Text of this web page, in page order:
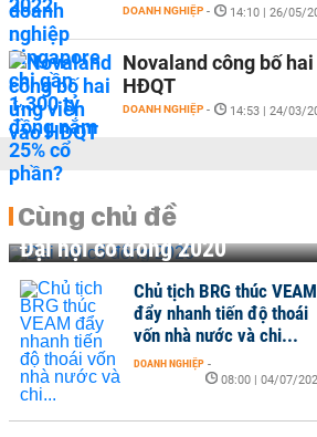
DOANH NGHIỆP - 14:10 | 26/05/
Novaland công bố
HĐQT
DOANH NGHIỆP - 14:53 | 24/03/
Cùng chủ đề
Đại hội cổ đông 2020
Chủ tịch BRG thúc VEAM
đẩy nhanh tiến độ thoái
vốn nhà nước và chi...
DOANH NGHIỆP -
08:00 | 04/07/